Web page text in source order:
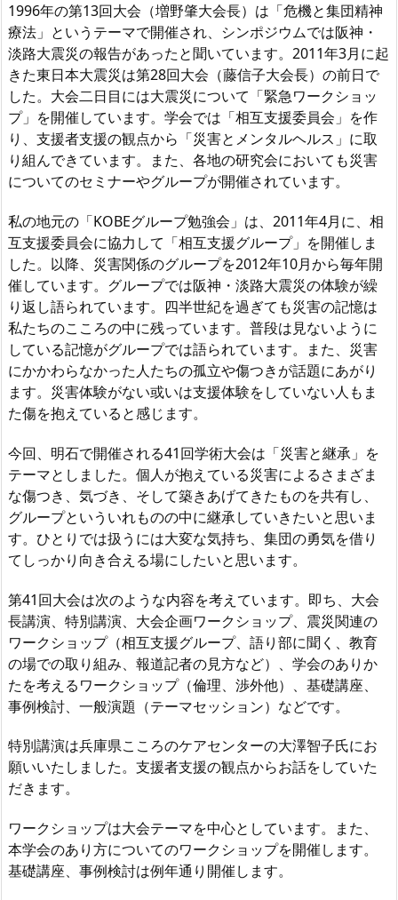
1996年の第13回大会（増野肇大会長）は「危機と集団精神
療法」というテーマで開催され、シンポジウムでは阪神・
淡路大震災の報告があったと聞いています。2011年3月に起
きた東日本大震災は第28回大会（藤信子大会長）の前日で
した。大会二日目には大震災について「緊急ワークショッ
プ」を開催しています。学会では「相互支援委員会」を作
り、支援者支援の観点から「災害とメンタルヘルス」に取
り組んできています。また、各地の研究会においても災害
についてのセミナーやグループが開催されています。
私の地元の「KOBEグループ勉強会」は、2011年4月に、相
互支援委員会に協力して「相互支援グループ」を開催しま
した。以降、災害関係のグループを2012年10月から毎年開
催しています。グループでは阪神・淡路大震災の体験が繰
り返し語られています。四半世紀を過ぎても災害の記憶は
私たちのこころの中に残っています。普段は見ないように
している記憶がグループでは語られています。また、災害
にかかわらなかった人たちの孤立や傷つきが話題にあがり
ます。災害体験がない或いは支援体験をしていない人もま
た傷を抱えていると感じます。
今回、明石で開催される41回学術大会は「災害と継承」を
テーマとしました。個人が抱えている災害によるさまざま
な傷つき、気づき、そして築きあげてきたものを共有し、
グループといういれものの中に継承していきたいと思いま
す。ひとりでは扱うには大変な気持ち、集団の勇気を借り
てしっかり向き合える場にしたいと思います。
第41回大会は次のような内容を考えています。即ち、大会
長講演、特別講演、大会企画ワークショップ、震災関連の
ワークショップ（相互支援グループ、語り部に聞く、教育
の場での取り組み、報道記者の見方など）、学会のありか
たを考えるワークショップ（倫理、渉外他）、基礎講座、
事例検討、一般演題（テーマセッション）などです。
特別講演は兵庫県こころのケアセンターの大澤智子氏にお
願いいたしました。支援者支援の観点からお話をしていた
だきます。
ワークショップは大会テーマを中心としています。また、
本学会のあり方についてのワークショップを開催します。
基礎講座、事例検討は例年通り開催します。